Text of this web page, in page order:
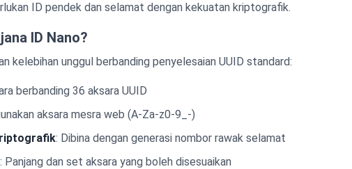
ID pendek dan selamat dengan kekuatan kriptografik.
ID Nano?
kelebihan unggul berbanding penyelesaian UUID standard:
berbanding 36 aksara UUID
aksara mesra web (A-Za-z0-9_-)
: Dibina dengan generasi nombor rawak selamat
: Panjang dan set aksara yang boleh disesuaikan